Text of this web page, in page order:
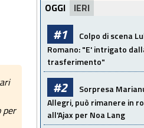
per
OGGI IERI
#1
Colpo di scena
Romano: "E' intrigato
trasferimento"
#2
Sorpresa
Allegri, può rimanere in
all'Ajax per Noa Lang